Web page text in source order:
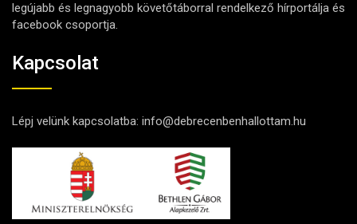
legújabb és legnagyobb követőtáborral rendelkező hírportálja és
facebook csoportja.
Kapcsolat
Lépj velünk kapcsolatba: info@debrecenbenhallottam.hu